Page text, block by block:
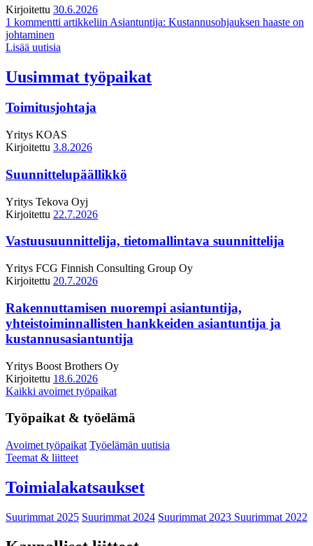
Kirjoitettu 30.6.2026
1 kommentti artikkeliin Asiantuntija: Kustannusohjauksen haaste on
johtaminen
Lisää uutisia
Uusimmat työpaikat
Toimitusjohtaja
Yritys KOAS
Kirjoitettu 3.8.2026
Suunnittelupäällikkö
Yritys Tekova Oyj
Kirjoitettu 22.7.2026
Vastuusuunnittelija, tietomallintava suunnittelija
Yritys FCG Finnish Consulting Group Oy
Kirjoitettu 20.7.2026
Rakennuttamisen nuorempi asiantuntija,
yhteistoiminnallisten hankkeiden asiantuntija ja
kustannusasiantuntija
Yritys Boost Brothers Oy
Kirjoitettu 18.6.2026
Kaikki avoimet työpaikat
Työpaikat & työelämä
Avoimet työpaikat Työelämän uutisia
Teemat & liitteet
Toimialakatsaukset
Suurimmat 2025 Suurimmat 2024 Suurimmat 2023 Suurimmat 2022